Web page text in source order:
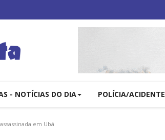
- NOTÍCIAS DO DIA POLÍCIA/ACIDENTE
em Ubá